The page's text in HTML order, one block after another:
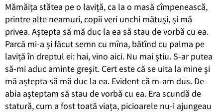
Mămăița stătea pe o laviță, ca la o masă cîmpenească,
printre alte neamuri, copii veri unchi mătuși, și mă
privea. Aștepta să mă duc la ea să stau de vorbă cu ea.
Parcă mi-a și făcut semn cu mîna, bătînd cu palma pe
laviță în dreptul ei: hai, vino aici. Nu mai știu. S-ar putea
să-mi aduc aminte greșit. Cert este că se uita la mine și
mă aștepta să mă duc la ea. Evident că m-am dus. De-
abia așteptam să stau de vorbă cu ea. Era scundă de
statură, cum a fost toată viața, picioarele nu-i ajungeau